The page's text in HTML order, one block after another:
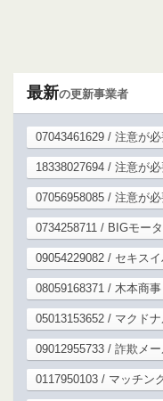
最新の更新事業者
07043461629 / 注意が
18338027694 / 注意が必
07056958085 / 注意が
0734258711 / BIGモー
09054229082 / セキス
08059168371 / 木本商事
05013153652 / マクド
09012955733 / 詐欺メ
0117950103 / マッチン